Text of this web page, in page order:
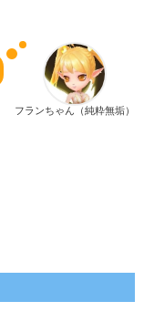
フランちゃん（純粋無垢）